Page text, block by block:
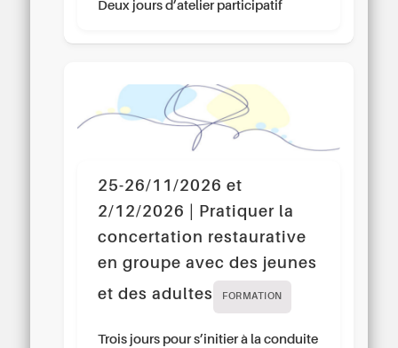
Deux jours d’atelier participatif
25-26/11/2026 et
2/12/2026 | Pratiquer la
concertation restaurative
en groupe avec des jeunes
et des adultes
FORMATION
Trois jours pour s’initier à la conduite